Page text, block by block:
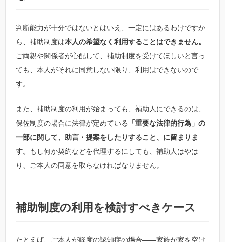
判断能力が十分ではないとはいえ、一定にはあるわけですか
ら、補助制度は本人の希望なく利用することはできません。
ご両親や関係者が心配して、補助制度を受けてほしいと言っ
ても、本人がそれに同意しない限り、利用はできないので
す。
また、補助制度の利用が始まっても、補助人にできるのは、
保佐制度の場合に法律が定めている
「重要な法律的行為」の
一部に関して、助言・提案をしたりすること、に留まりま
す。
もし何か契約などを代理するにしても、補助人はやは
り、ご本人の同意を取らなければなりません。
補助制度の利用を検討すべきケース
たとえば、ご本人が軽度の認知症の場合――家族が家を空け